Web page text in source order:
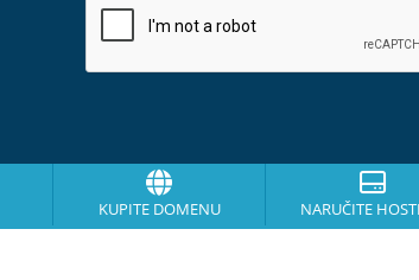
KUPITE DOMENU NARUČITE